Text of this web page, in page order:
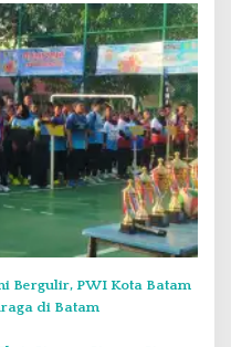
Bergulir, PWI Kota Batam
di Batam